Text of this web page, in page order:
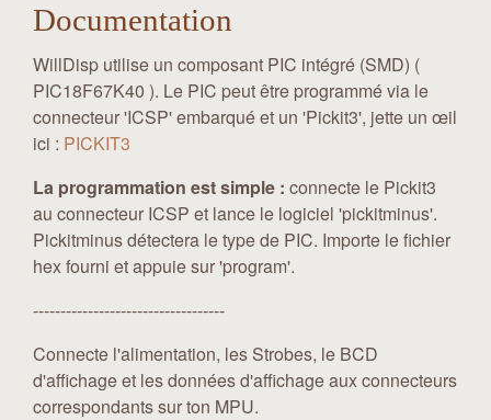
Documentation
WillDisp utilise un composant PIC intégré (SMD) (
PIC18F67K40 ). Le PIC peut être programmé via le
connecteur 'ICSP' embarqué et un 'Pickit3', jette un œil
ici : PICKIT3
La programmation est simple : connecte le Pickit3
au connecteur ICSP et lance le logiciel 'pickitminus'.
Pickitminus détectera le type de PIC. Importe le fichier
hex fourni et appuie sur 'program'.
-----------------------------------
Connecte l'alimentation, les Strobes, le BCD
d'affichage et les données d'affichage aux connecteurs
correspondants sur ton MPU.